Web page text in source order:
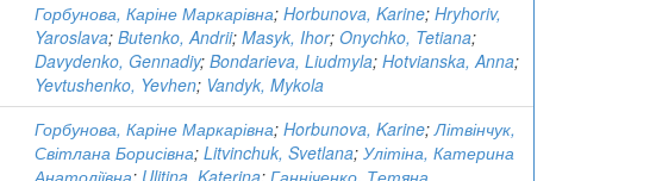
Горбунова, Каріне Маркарівна; Horbunova, Karine; Hryhoriv,
Yaroslava; Butenko, Andrii; Masyk, Ihor; Onychko, Tetiana;
Davydenko, Gennadiy; Bondarieva, Liudmyla; Hotvianska, Anna;
Yevtushenko, Yevhen; Vandyk, Mykola
Горбунова, Каріне Маркарівна; Horbunova, Karine;Літвінчук,
Світлана Борисівна; Litvinchuk, Svetlana; Улітіна, Катерина
Анатоліївна; Ulitina, Katerina; Ганніченко, Тетяна